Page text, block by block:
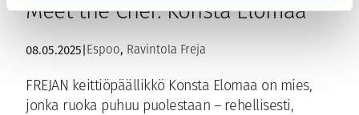
Meet the Chef: Konsta Elomaa
08.05.2025 Espoo, Ravintola Freja
FREJAN keittiöpäällikkö Konsta Elomaa on mies,
jonka ruoka puhuu puolestaan – rehellisesti,